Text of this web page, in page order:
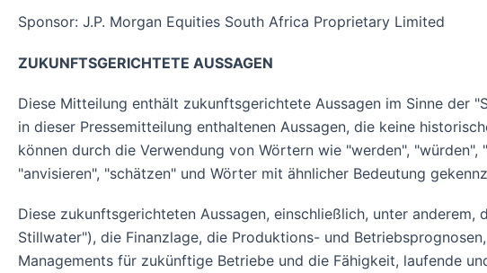
Sponsor: J.P. Morgan Equities South Africa Proprietary Limited
ZUKUNFTSGERICHTETE AUSSAGEN
Diese Mitteilung enthält zukunftsgerichtete Aussagen im Sinne der
in dieser Pressemitteilung enthaltenen Aussagen, die keine
können durch die Verwendung von Wörtern wie "werden",
"anvisieren", "schätzen" und Wörter mit ähnlicher Bedeutung
Diese zukunftsgerichteten Aussagen, einschließlich, unter
Stillwater"), die Finanzlage, die Produktions- und
Managements für zukünftige Betriebe und die Fähigkeit, laufende